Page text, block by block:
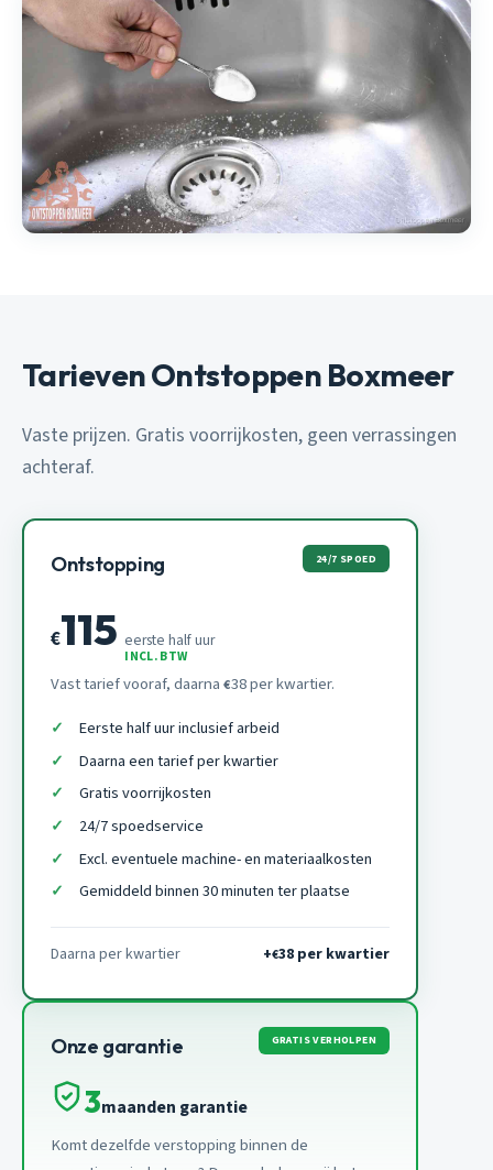
Tarieven Ontstoppen Boxmeer
Vaste prijzen. Gratis voorrijkosten, geen verrassingen
achteraf.
Ontstopping 24/7 SPOED
€115 eerste half uur
INCL. BTW
Vast tarief vooraf, daarna €38 per kwartier.
Eerste half uur inclusief arbeid
Daarna een tarief per kwartier
Gratis voorrijkosten
24/7 spoedservice
Excl. eventuele machine- en materiaalkosten
Gemiddeld binnen 30 minuten ter plaatse
Daarna per kwartier +€38 per kwartier
Onze garantie GRATIS VERHOLPEN
3maanden garantie
Komt dezelfde verstopping binnen de